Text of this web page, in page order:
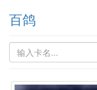
百鸽